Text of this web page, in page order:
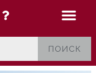
ПОИСК